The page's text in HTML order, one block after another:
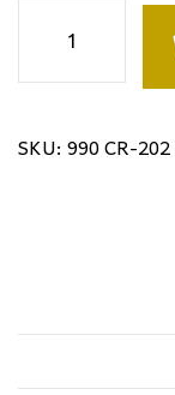
cantidad
SKU: 990 CR-202